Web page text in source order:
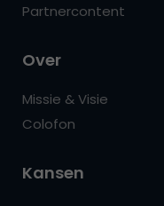
Partnercontent
Over
Missie & Visie
Colofon
Kansen